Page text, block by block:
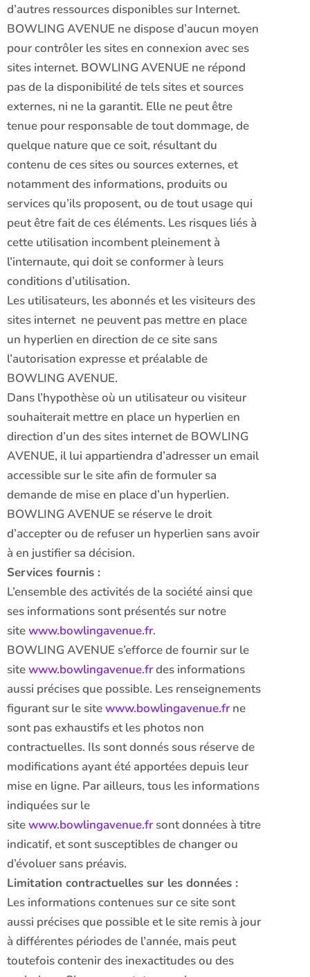
d’autres ressources disponibles sur Internet.
BOWLING AVENUE ne dispose d’aucun moyen
pour contrôler les sites en connexion avec ses
sites internet. BOWLING AVENUE ne répond
pas de la disponibilité de tels sites et sources
externes, ni ne la garantit. Elle ne peut être
tenue pour responsable de tout dommage, de
quelque nature que ce soit, résultant du
contenu de ces sites ou sources externes, et
notamment des informations, produits ou
services qu’ils proposent, ou de tout usage qui
peut être fait de ces éléments. Les risques liés à
cette utilisation incombent pleinement à
l’internaute, qui doit se conformer à leurs
conditions d’utilisation.
Les utilisateurs, les abonnés et les visiteurs des
sites internet ne peuvent pas mettre en place
un hyperlien en direction de ce site sans
l’autorisation expresse et préalable de
BOWLING AVENUE.
Dans l’hypothèse où un utilisateur ou visiteur
souhaiterait mettre en place un hyperlien en
direction d’un des sites internet de BOWLING
AVENUE, il lui appartiendra d’adresser un email
accessible sur le site afin de formuler sa
demande de mise en place d’un hyperlien.
BOWLING AVENUE se réserve le droit
d’accepter ou de refuser un hyperlien sans avoir
à en justifier sa décision.
Services fournis :
L’ensemble des activités de la société ainsi que
ses informations sont présentés sur notre
sitewww.bowlingavenue.fr.
BOWLING AVENUE s’efforce de fournir sur le
sitewww.bowlingavenue.frdes informations
aussi précises que possible. Les renseignements
figurant sur le sitewww.bowlingavenue.frne
sont pas exhaustifs et les photos non
contractuelles. Ils sont donnés sous réserve de
modifications ayant été apportées depuis leur
mise en ligne. Par ailleurs, tous les informations
indiquées sur le
sitewww.bowlingavenue.frsont données à titre
indicatif, et sont susceptibles de changer ou
d’évoluer sans préavis.
Limitation contractuelles sur les données :
Les informations contenues sur ce site sont
aussi précises que possible et le site remis à jour
à différentes périodes de l’année, mais peut
toutefois contenir des inexactitudes ou des